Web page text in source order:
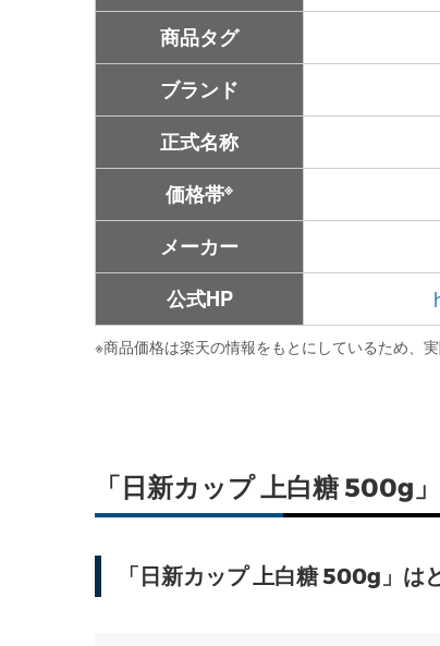
商品タグ
ブランド
正式名称
価格帯※
メーカー
公式HP
※商品価格は楽天の情報をもとにしているため、
「日新カップ 上白糖 500g
「日新カップ 上白糖 500g」は